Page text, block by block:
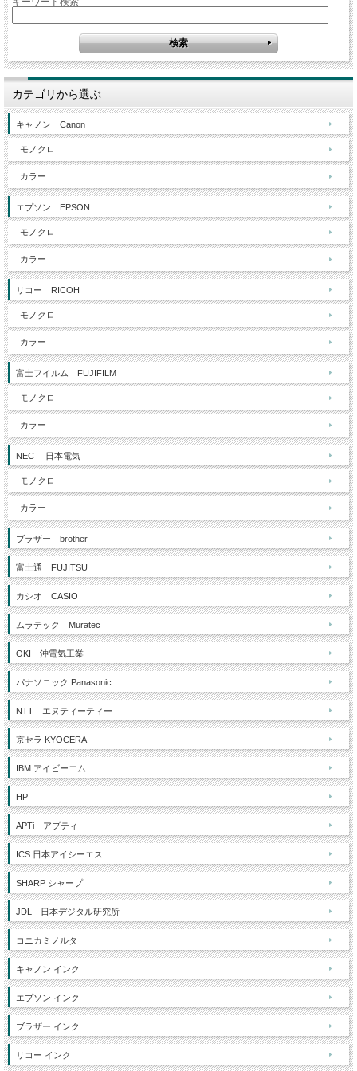
カテゴリから選ぶ
キャノン Canon
モノクロ
カラー
エプソン EPSON
モノクロ
カラー
リコー RICOH
モノクロ
カラー
富士フイルム FUJIFILM
モノクロ
カラー
NEC 日本電気
モノクロ
カラー
ブラザー brother
富士通 FUJITSU
カシオ CASIO
ムラテック Muratec
OKI 沖電気工業
パナソニック Panasonic
NTT エヌティーティー
京セラ KYOCERA
IBM アイビーエム
HP
APTi アプティ
ICS 日本アイシーエス
SHARP シャープ
JDL 日本デジタル研究所
コニカミノルタ
キャノン インク
エプソン インク
ブラザー インク
リコー インク